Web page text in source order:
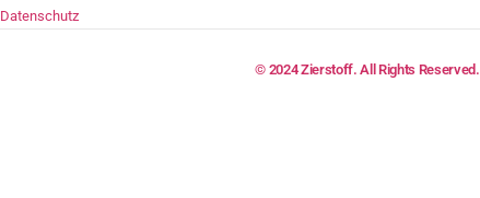
Datenschutz
© 2024 Zierstoff. All Rights Reserved.